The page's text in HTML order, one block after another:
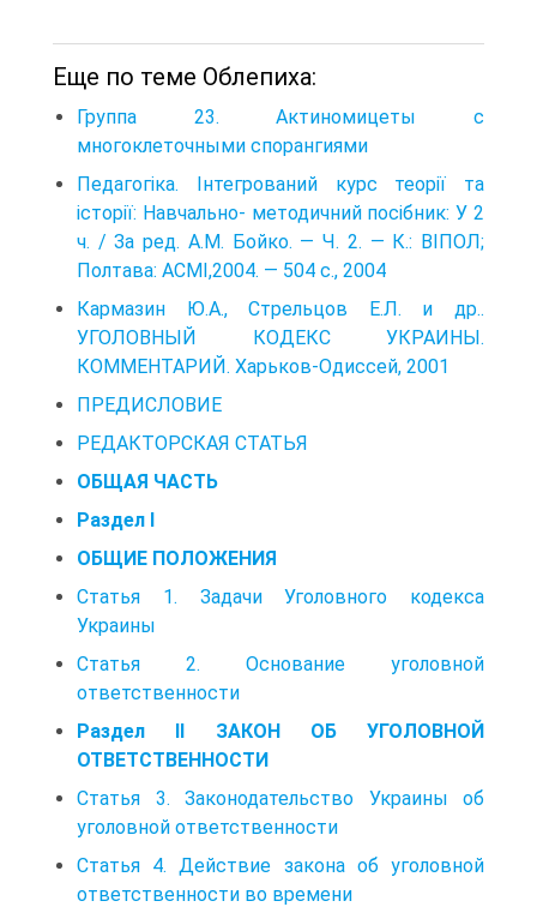
Еще по теме Облепиха:
Группа 23. Актиномицеты с
многоклеточными спорангиями
Педагогіка. Інтегрований курс теорії та
історії: Навчально- методичний посібник: У 2
ч. / За ред. А.М. Бойко. — Ч. 2. — К.: ВІПОЛ;
Полтава: АСМІ,2004. — 504 с., 2004
Кармазин Ю.А., Стрельцов Е.Л. и др..
УГОЛОВНЫЙ КОДЕКС УКРАИНЫ.
КОММЕНТАРИЙ. Харьков-Одиссей, 2001
ПРЕДИСЛОВИЕ
РЕДАКТОРСКАЯ СТАТЬЯ
ОБЩАЯ ЧАСТЬ
Раздел I
ОБЩИЕ ПОЛОЖЕНИЯ
Статья 1. Задачи Уголовного кодекса
Украины
Статья 2. Основание уголовной
ответственности
Раздел II ЗАКОН ОБ УГОЛОВНОЙ
ОТВЕТСТВЕННОСТИ
Статья 3. Законодательство Украины об
уголовной ответственности
Статья 4. Действие закона об уголовной
ответственности во времени